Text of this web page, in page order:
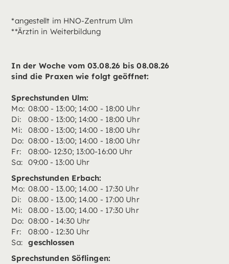
*angestellt im HNO-Zentrum Ulm
**Ärztin in Weiterbildung
In der Woche vom 03.08.26 bis 08.08.26
sind die Praxen wie folgt geöffnet:
Sprechstunden Ulm:
Mo: 08:00 - 13:00; 14:00 - 18:00 Uhr
Di:
08:00 - 13:00; 14:00 - 18:00 Uhr
Mi:
08:00 - 13:00; 14:00 - 18:00 Uhr
Do: 08:00 - 13:00; 14:00 - 18:00 Uhr
Fr:
08:00- 12:30; 13:00-16:00 Uhr
Sa:
09:00 - 13:00 Uhr
Sprechstunden Erbach:
Mo: 08.00 - 13.00; 14.00 - 17:30 Uhr
Di:
08.00 - 13.00; 14.00 - 17:00 Uhr
Mi:
08.00 - 13.00; 14.00 - 17:30 Uhr
Do: 08:00 - 14:30 Uhr
Fr:
08:00 - 12:30 Uhr
Sa:
geschlossen
Sprechstunden Söflingen: